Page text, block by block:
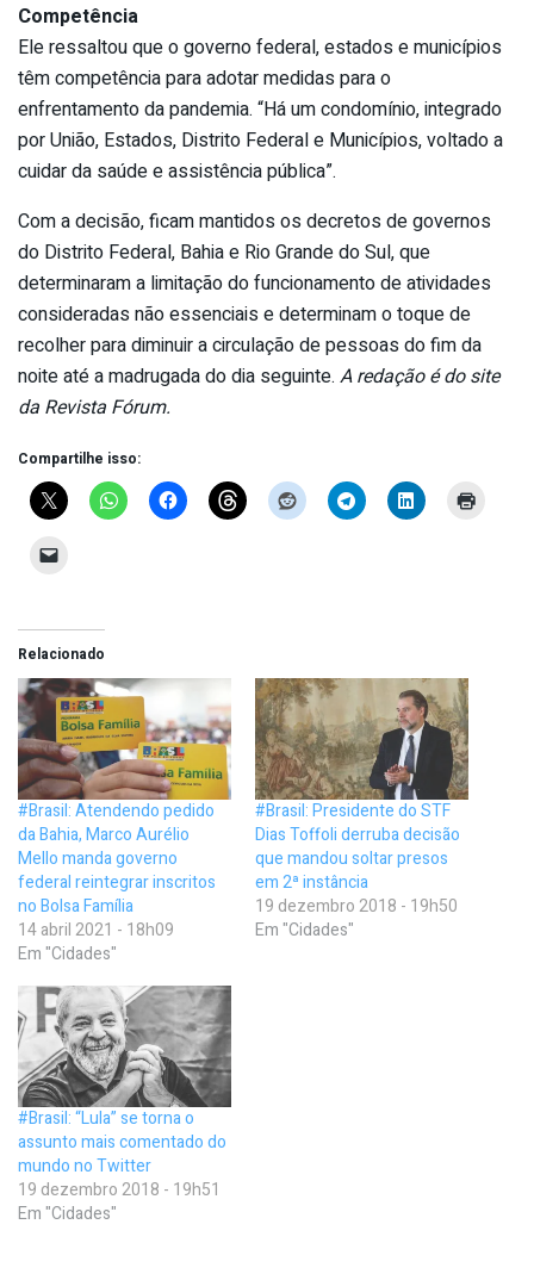
Competência
Ele ressaltou que o governo federal, estados e municípios
têm competência para adotar medidas para o
enfrentamento da pandemia. “Há um condomínio, integrado
por União, Estados, Distrito Federal e Municípios, voltado a
cuidar da saúde e assistência pública”.
Com a decisão, ficam mantidos os decretos de governos
do Distrito Federal, Bahia e Rio Grande do Sul, que
determinaram a limitação do funcionamento de atividades
consideradas não essenciais e determinam o toque de
recolher para diminuir a circulação de pessoas do fim da
noite até a madrugada do dia seguinte. A redação é do site
da Revista Fórum.
Compartilhe isso:
Relacionado
#Brasil: Atendendo pedido
da Bahia, Marco Aurélio
Mello manda governo
federal reintegrar inscritos
no Bolsa Família
14 abril 2021 - 18h09
Em "Cidades"
#Brasil: Presidente do STF
Dias Toffoli derruba decisão
que mandou soltar presos
em 2ª instância
19 dezembro 2018 - 19h50
Em "Cidades"
#Brasil: “Lula” se torna o
assunto mais comentado do
mundo no Twitter
19 dezembro 2018 - 19h51
Em "Cidades"